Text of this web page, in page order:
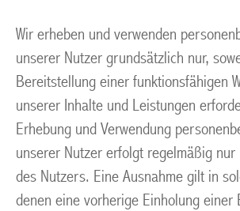
Wir erheben und verwenden
unserer Nutzer grundsätzlich nur,
Bereitstellung einer funktionsfähigen
unserer Inhalte und Leistungen
Erhebung und Verwendung
unserer Nutzer erfolgt regelmäßig
des Nutzers. Eine Ausnahme gilt in
denen eine vorherige Einholung einer